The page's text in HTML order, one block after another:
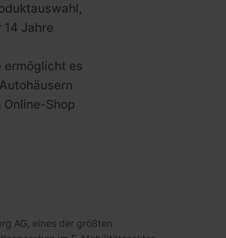
Jahre
ermöglicht es
Shop
AG, eines der größten